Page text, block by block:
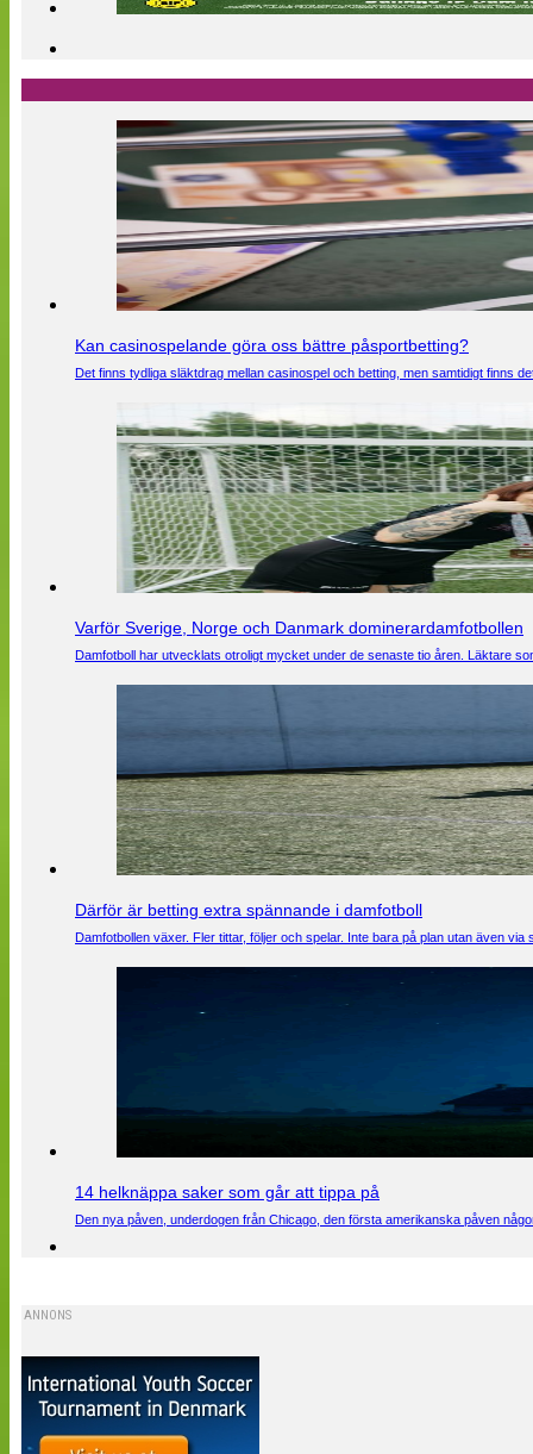
Kan casinospelande göra oss bättre påsportbetting?
Det finns tydliga släktdrag mellan casinospel och betting, men samtidigt finns
Varför Sverige, Norge och Danmark dominerardamfotbollen
Damfotboll har utvecklats otroligt mycket under de senaste tio åren. Läktare
Därför är betting extra spännande i damfotboll
Damfotbollen växer. Fler tittar, följer och spelar. Inte bara på plan utan även
14 helknäppa saker som går att tippa på
Den nya påven, underdogen från Chicago, den första amerikanska påven
ANNONS